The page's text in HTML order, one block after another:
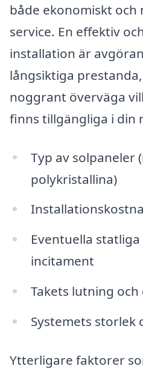
både ekonomiskt och
service. En effektiv
installation är
långsiktiga
noggrant överväga
finns tillgängliga i din
Typ av solpaneler
polykristallina)
Eventuella
incitament
Takets lutning
Systemets storlek
Ytterligare faktorer